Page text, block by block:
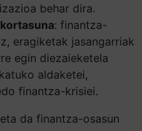
behar dira.
: finantza-
eragiketak jasangarriak
egin diezaieketela
aldaketei,
finantza-krisiei.
da finantza-osasun